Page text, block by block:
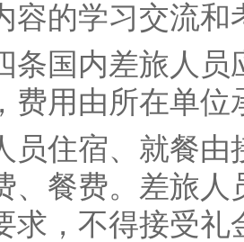
容的学习交流和
国内差旅人员
费用由所在单位
住宿、就餐由
、餐费。差旅
求，不得接受